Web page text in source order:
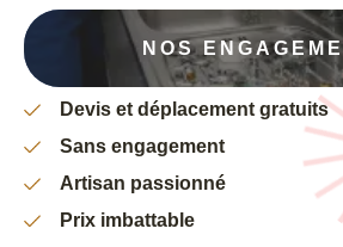
NOS
Devis et déplacement gratuits
Sans engagement
Artisan passionné
Prix imbattable